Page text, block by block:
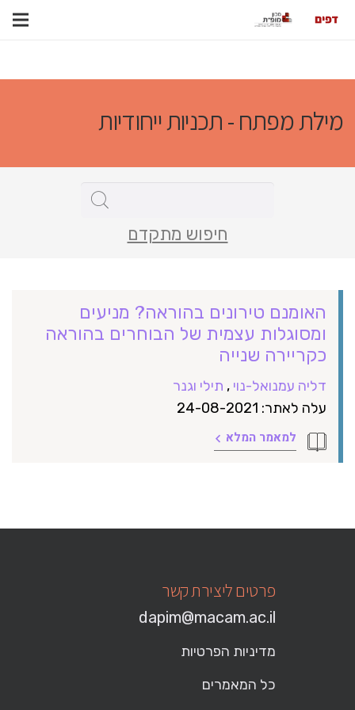
מילת מפתח - תכניות ייחודיות
חיפוש מתקדם
האומנם טירונים בהוראה? מניעים
ומסוגלות עצמית של הבוחרים בהוראה
כקריירה שנייה
דליה עמנואל-נוי , תילי וגנר
עלה לאתר: 24-08-2021
למאמר המלא
פרטים ליצירת קשר
dapim@macam.ac.il
מדיניות הפרטיות
כל המאמרים